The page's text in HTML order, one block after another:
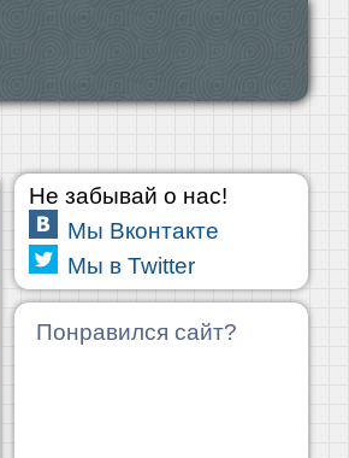
Не забывай о нас!
Мы Вконтакте
Мы в Twitter
Понравился сайт?